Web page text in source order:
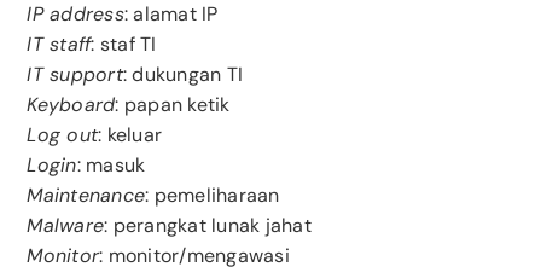
IP address: alamat IP
IT staff: staf TI
IT support: dukungan TI
Keyboard: papan ketik
Log out: keluar
Login: masuk
Maintenance: pemeliharaan
Malware: perangkat lunak jahat
Monitor: monitor/mengawasi